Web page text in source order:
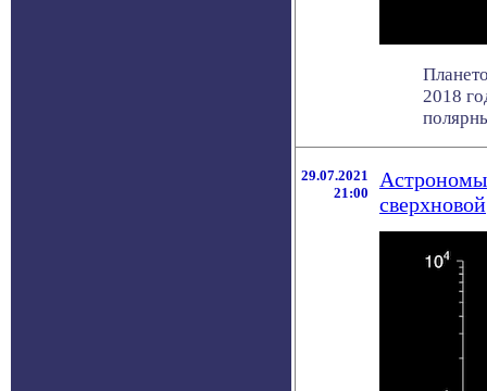
2018
29.07.2021
21:00
сверхновой